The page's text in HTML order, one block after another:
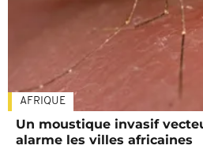
AFRIQUE
Un moustique invasif
alarme les villes africaines